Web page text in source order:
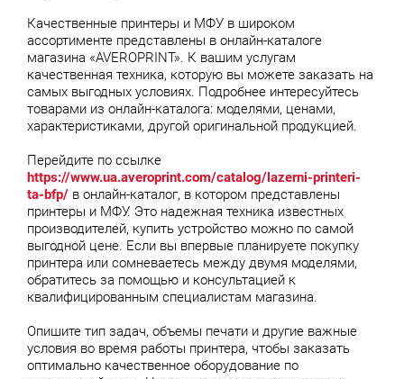
Качественные принтеры и МФУ в широком
ассортименте представлены в онлайн-каталоге
магазина «AVEROPRINT». К вашим услугам
качественная техника, которую вы можете заказать на
самых выгодных условиях. Подробнее интересуйтесь
товарами из онлайн-каталога: моделями, ценами,
характеристиками, другой оригинальной продукцией.
Перейдите по ссылке
https://www.ua.averoprint.com/catalog/lazerni-printeri-
ta-bfp/ в онлайн-каталог, в котором представлены
принтеры и МФУ. Это надежная техника известных
производителей, купить устройство можно по самой
выгодной цене. Если вы впервые планируете покупку
принтера или сомневаетесь между двумя моделями,
обратитесь за помощью и консультацией к
квалифицированным специалистам магазина.
Опишите тип задач, объемы печати и другие важные
условия во время работы принтера, чтобы заказать
оптимально качественное оборудование по